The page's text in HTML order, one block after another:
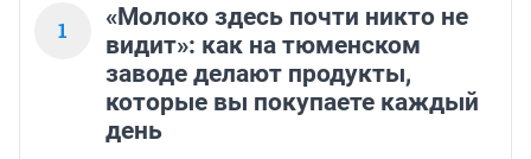
1
«Молоко здесь почти никто не
видит»: как на тюменском
заводе делают продукты,
которые вы покупаете каждый
день